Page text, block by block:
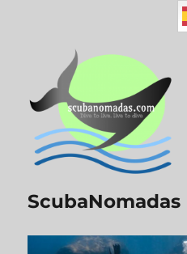
ScubaNomadas